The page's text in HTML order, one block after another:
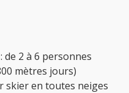
2 à 6 personnes
mètres jours)
skier en toutes neiges